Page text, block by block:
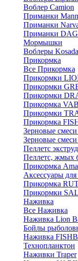
Воблер Camion
Приманки
Приманки
Приманки
Мормышки
Воблеры
Прикормка
Все Прикормка
Прикормки
Прикормки
Прикормки
Прикормка
Прикормки
Прикормка
Зерновые
Зерновые
Пеллетс
Пеллетс, жмых
Прикормка
Аксессуары
Прикормка
Прикормки
Наживка
Все Наживка
Наживка Lion
Бойлы
Наживка
Технопланктон
Наживки Traper